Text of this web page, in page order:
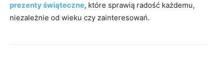
prezenty świąteczne, które sprawią radość każdemu,
niezależnie od wieku czy zainteresowań.